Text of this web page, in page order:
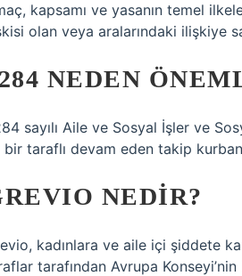
kapsamı ve yasanın temel
olan veya aralarındaki ilişkiye
NEDEN
sayılı Aile ve Sosyal İşler ve
bir taraflı devam eden takip
NEDIR?
kadınlara ve aile içi şiddete
tarafından Avrupa